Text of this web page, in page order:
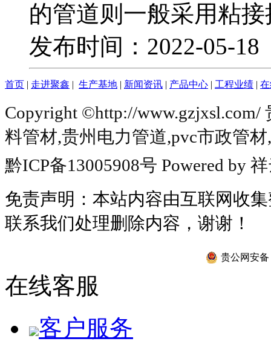
的管道则一般采用粘
发布时间：2022-05-
首页 | 走进聚鑫 | 生产基地 | 新闻资讯 | 产品中心 | 工程业绩 |
Copyright ©http://
料管材,贵州电力管道,pvc市政管材
黔ICP备13005908号 Powered by
免责声明：本站内容由互联网收
联系我们处理删除内容，谢谢！
贵公网安备
在线客服
客户服务